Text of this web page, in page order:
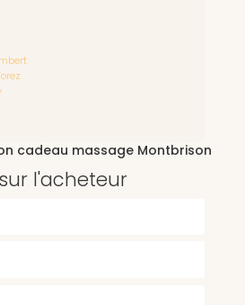
cadeau massage Montbrison
l'acheteur